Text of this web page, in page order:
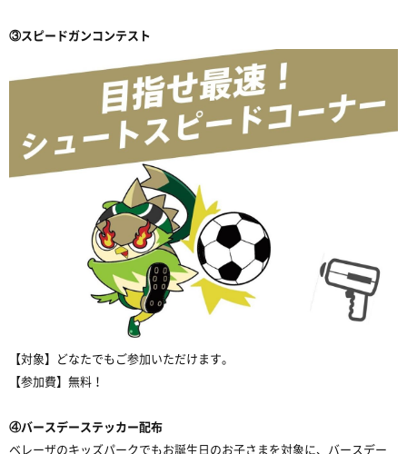
③スピードガンコンテスト
【対象】どなたでもご参加いただけます。
【参加費】無料！
④バースデーステッカー配布
ベレーザのキッズパークでもお誕生日のお子さまを対象に、バースデー